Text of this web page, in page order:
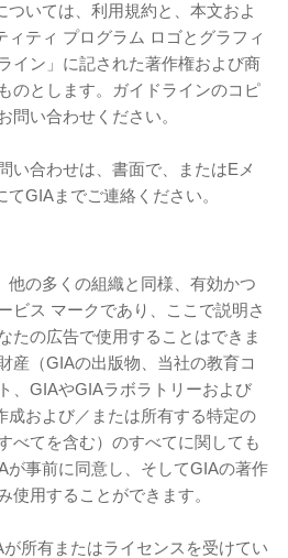
いては、利用規約と、本文およ
ティ プログラム ロゴとグラフィ
イン」に記された著作権および商
のとします。ガイドラインのコピ
問い合わせください。
い合わせは、書面で、またはEメ
てGIAまでご連絡ください。
他の多くの組織と同様、有効かつ
ビス マークであり、ここで説明さ
たの広告で使用することはできま
産（GIAの出版物、当社の教育コ
、GIAやGIAラボラトリーおよび
成および／または所有する特定の
べてを含む）のすべてに関しても
が事前に同意し、そしてGIAの著作
使用することができます。
所有またはライセンスを受けてい